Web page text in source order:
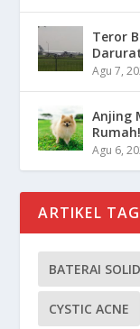
Teror
Agu 7,
Anjing
Rumah!
Agu 6,
ARTIKEL TAG
BATERAI
CYSTIC ACNE